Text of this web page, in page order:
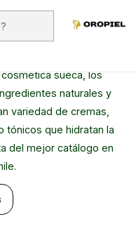
Te presentamos la
sueca, los
naturales y
variedad de cremas,
tónicos que hidratan la
del mejor catálogo en